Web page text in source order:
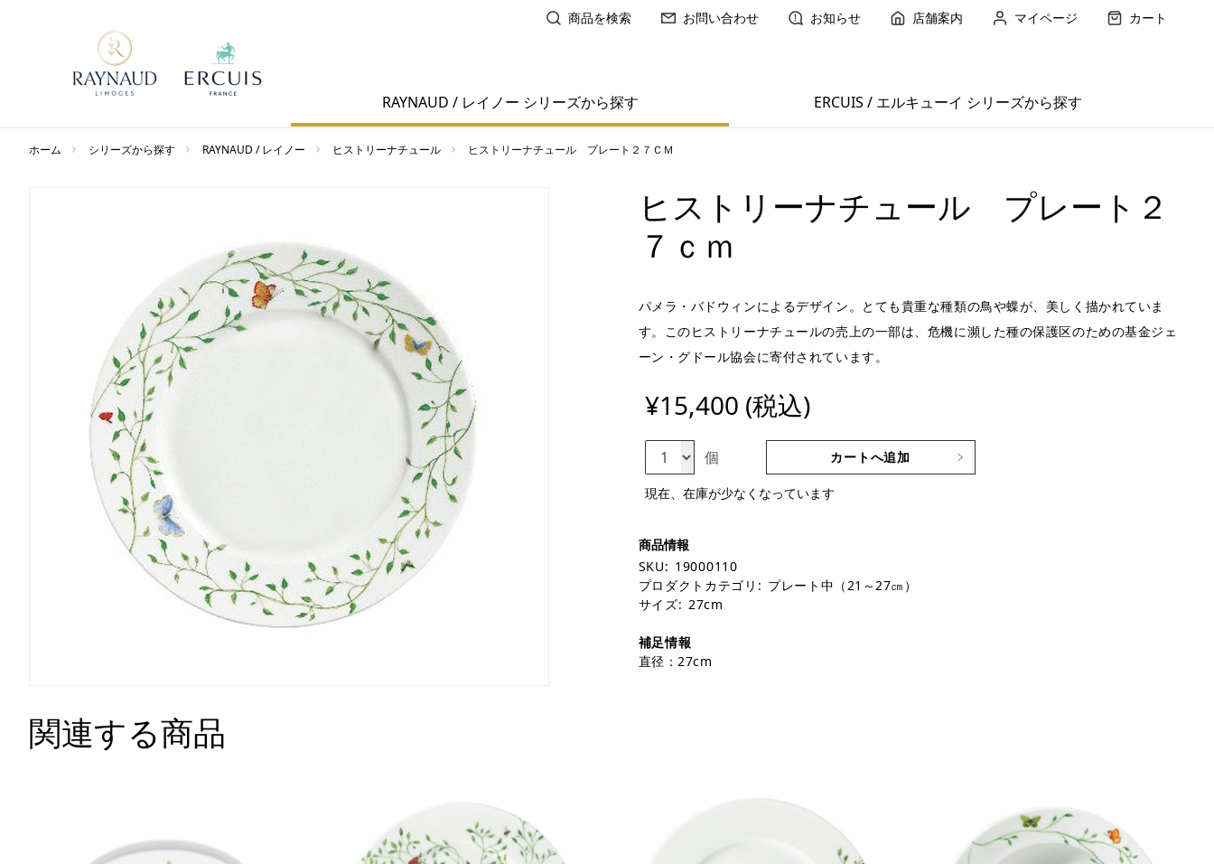
商品を検索 お問い合わせ お知らせ 店舗案内 マイページ カート
RAYNAUD / レイノー シリーズから探す ERCUIS / エルキューイ シリーズから探す
ホーム シリーズから探す RAYNAUD / レイノー ヒストリーナチュール ヒストリーナチュール プレート２７ＣＭ
ヒストリーナチュール プレート２
７ｃｍ
パメラ・バドウィンによるデザイン。とても貴重な種類の鳥や蝶が、美しく描かれていま
す。このヒストリーナチュールの売上の一部は、危機に瀕した種の保護区のための基金ジェ
ーン・グドール協会に寄付されています。
¥15,400 (税込)
個 カートへ追加
現在、在庫が少なくなっています
SKU: 19000110
プロダクトカテゴリ: プレート中（21～27㎝）
サイズ: 27cm
補足情報
直径：27cm
関連する商品